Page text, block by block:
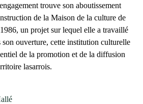
trouve son aboutissement
de la Maison de la culture de
un projet sur lequel elle a travaillé
son ouverture, cette institution culturelle
de la promotion et de la diffusion
lasarrois.